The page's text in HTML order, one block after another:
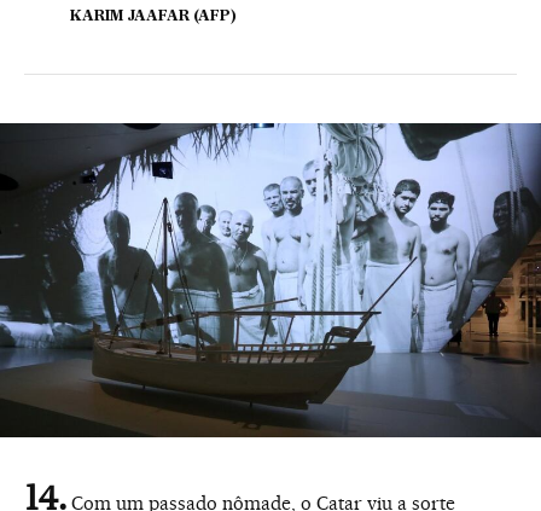
KARIM JAAFAR (AFP)
Com um passado nômade, o Catar viu a sorte